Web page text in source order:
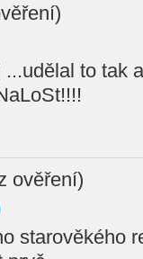
to tak
ověření)
starověkého